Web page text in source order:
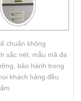
chuẩn không
sắc nét, mẫu mã đa
bảo hành trong
khách hàng đều